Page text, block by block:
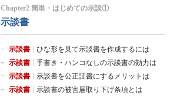
Chapter2 簡単・はじめての示談①
示談書
示談書
ひな形を見て示談書を作成するには
示談書
手書き・ハンコなしの示談書の効力は
示談書
示談書を公正証書にするメリットは
示談書
示談書の被害届取り下げ条項とは